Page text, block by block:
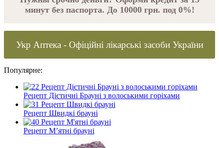
минут без паспорта. До 10000 грн. под 0%!
Укр Аптека - Офіційні лікарські засоби України
Популярне:
Рецепт Дієтичні Брауні з волоськими горіхами
Рецепт Швидкі брауні
Рецепт М’ятні брауні